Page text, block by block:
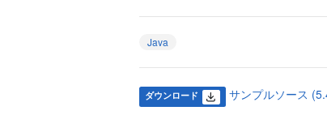
Java
ダウンロード サンプルソース